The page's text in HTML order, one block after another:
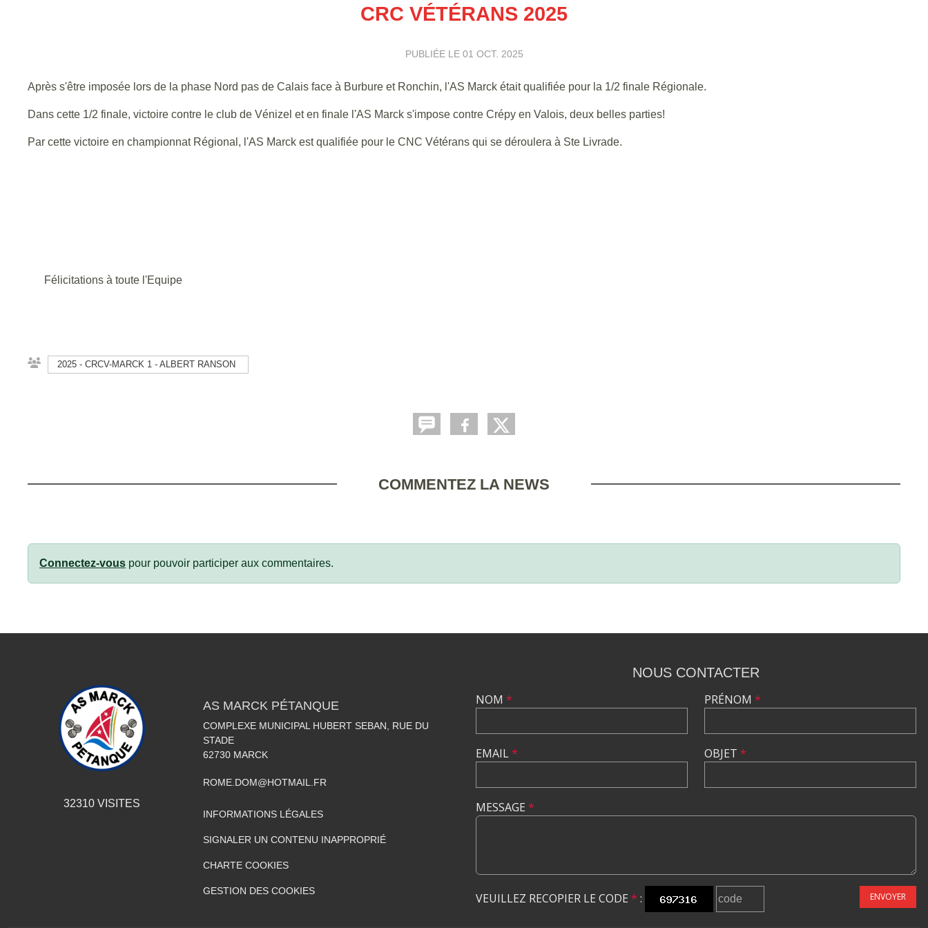
CRC VÉTÉRANS 2025
PUBLIÉE LE 01 OCT. 2025
Après s'être imposée lors de la phase Nord pas de Calais face à Burbure et Ronchin, l'AS Marck était qualifiée pour la 1/2 finale Régionale.
Dans cette 1/2 finale, victoire contre le club de Vénizel et en finale l'AS Marck s'impose contre Crépy en Valois, deux belles parties!
Par cette victoire en championnat Régional, l'AS Marck est qualifiée pour le CNC Vétérans qui se déroulera à Ste Livrade.
Félicitations à toute l'Equipe
2025 - CRCV-MARCK 1 - ALBERT RANSON
COMMENTEZ LA NEWS
Connectez-vous pour pouvoir participer aux commentaires.
32310VISITES
AS MARCK PÉTANQUE
COMPLEXE MUNICIPAL HUBERT SEBAN, RUE DU
STADE
62730 MARCK
ROME.DOM@HOTMAIL.FR
INFORMATIONS LÉGALES
SIGNALER UN CONTENU INAPPROPRIÉ
CHARTE COOKIES
GESTION DES COOKIES
NOUS CONTACTER
NOM *
EMAIL*
PRÉNOM *
OBJET *
MESSAGE *
VEUILLEZ RECOPIER LE CODE * : ENVOYER